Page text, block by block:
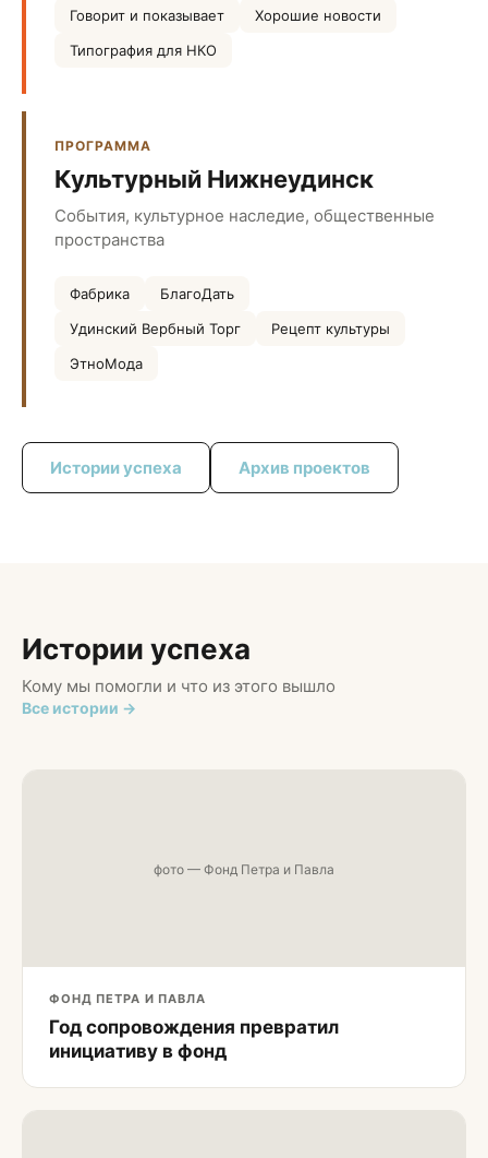
Говорит и показывает
Хорошие новости
Типография для НКО
ПРОГРАММА
Культурный Нижнеудинск
События, культурное наследие, общественные
пространства
Фабрика
БлагоДать
Удинский Вербный Торг
Рецепт культуры
ЭтноМода
Истории успеха Архив проектов
Истории успеха
Кому мы помогли и что из этого вышло
Все истории →
фото — Фонд Петра и Павла
ФОНД ПЕТРА И ПАВЛА
Год сопровождения превратил
инициативу в фонд